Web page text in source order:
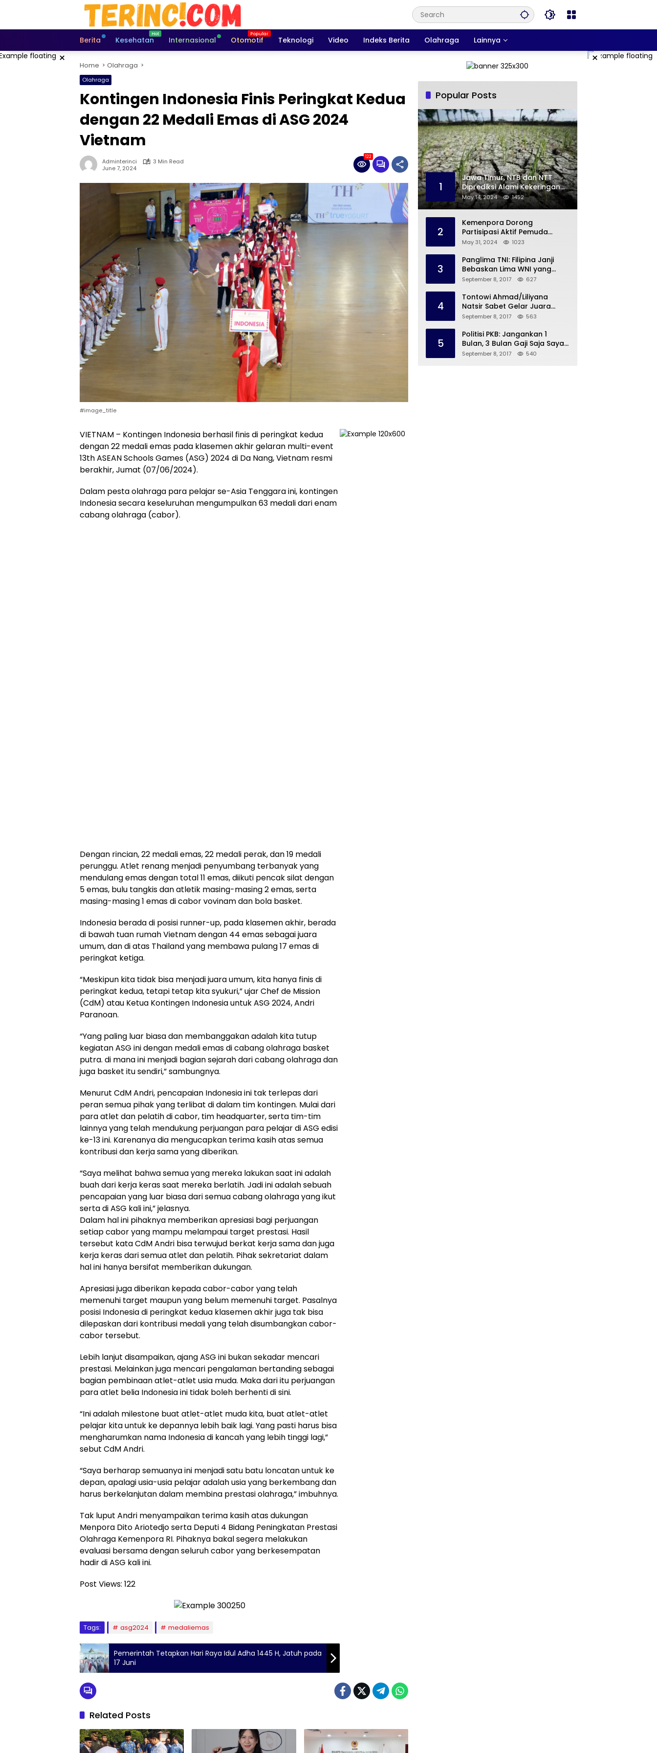
Berita
Kesehatan Internasional Otomotif Teknologi Video Indeks Berita Olahraga Lainnya
× ×
Home Olahraga
Olahraga
Kontingen Indonesia Finis Peringkat Kedua
dengan 22 Medali Emas di ASG 2024
Vietnam
Adminterinci
3 Min Read
June 7, 2024
122
#image_title
VIETNAM – Kontingen Indonesia berhasil finis di peringkat kedua
dengan 22 medali emas pada klasemen akhir gelaran multi-event
13th ASEAN Schools Games (ASG) 2024 di Da Nang, Vietnam resmi
berakhir, Jumat (07/06/2024).
Dalam pesta olahraga para pelajar se-Asia Tenggara ini, kontingen
Indonesia secara keseluruhan mengumpulkan 63 medali dari enam
cabang olahraga (cabor).
Dengan rincian, 22 medali emas, 22 medali perak, dan 19 medali
perunggu. Atlet renang menjadi penyumbang terbanyak yang
mendulang emas dengan total 11 emas, diikuti pencak silat dengan
5 emas, bulu tangkis dan atletik masing-masing 2 emas, serta
masing-masing 1 emas di cabor vovinam dan bola basket.
Indonesia berada di posisi runner-up, pada klasemen akhir, berada
di bawah tuan rumah Vietnam dengan 44 emas sebagai juara
umum, dan di atas Thailand yang membawa pulang 17 emas di
peringkat ketiga.
“Meskipun kita tidak bisa menjadi juara umum, kita hanya finis di
peringkat kedua, tetapi tetap kita syukuri,” ujar Chef de Mission
(CdM) atau Ketua Kontingen Indonesia untuk ASG 2024, Andri
Paranoan.
“Yang paling luar biasa dan membanggakan adalah kita tutup
kegiatan ASG ini dengan medali emas di cabang olahraga basket
putra. di mana ini menjadi bagian sejarah dari cabang olahraga dan
juga basket itu sendiri,” sambungnya.
Menurut CdM Andri, pencapaian Indonesia ini tak terlepas dari
peran semua pihak yang terlibat di dalam tim kontingen. Mulai dari
para atlet dan pelatih di cabor, tim headquarter, serta tim-tim
lainnya yang telah mendukung perjuangan para pelajar di ASG edisi
ke-13 ini. Karenanya dia mengucapkan terima kasih atas semua
kontribusi dan kerja sama yang diberikan.
“Saya melihat bahwa semua yang mereka lakukan saat ini adalah
buah dari kerja keras saat mereka berlatih. Jadi ini adalah sebuah
pencapaian yang luar biasa dari semua cabang olahraga yang ikut
serta di ASG kali ini,” jelasnya.
Dalam hal ini pihaknya memberikan apresiasi bagi perjuangan
setiap cabor yang mampu melampaui target prestasi. Hasil
tersebut kata CdM Andri bisa terwujud berkat kerja sama dan juga
kerja keras dari semua atlet dan pelatih. Pihak sekretariat dalam
hal ini hanya bersifat memberikan dukungan.
Apresiasi juga diberikan kepada cabor-cabor yang telah
memenuhi target maupun yang belum memenuhi target. Pasalnya
posisi Indonesia di peringkat kedua klasemen akhir juga tak bisa
dilepaskan dari kontribusi medali yang telah disumbangkan cabor-
cabor tersebut.
Lebih lanjut disampaikan, ajang ASG ini bukan sekadar mencari
prestasi. Melainkan juga mencari pengalaman bertanding sebagai
bagian pembinaan atlet-atlet usia muda. Maka dari itu perjuangan
para atlet belia Indonesia ini tidak boleh berhenti di sini.
“Ini adalah milestone buat atlet-atlet muda kita, buat atlet-atlet
pelajar kita untuk ke depannya lebih baik lagi. Yang pasti harus bisa
mengharumkan nama Indonesia di kancah yang lebih tinggi lagi,”
sebut CdM Andri.
“Saya berharap semuanya ini menjadi satu batu loncatan untuk ke
depan, apalagi usia-usia pelajar adalah usia yang berkembang dan
harus berkelanjutan dalam membina prestasi olahraga,” imbuhnya.
Tak luput Andri menyampaikan terima kasih atas dukungan
Menpora Dito Ariotedjo serta Deputi 4 Bidang Peningkatan Prestasi
Olahraga Kemenpora RI. Pihaknya bakal segera melakukan
evaluasi bersama dengan seluruh cabor yang berkesempatan
hadir di ASG kali ini.
Post Views: 122
Tags: asg2024 medaliemas
Pemerintah Tetapkan Hari Raya Idul Adha 1445 H, Jatuh pada
17 Juni
Related Posts
Popular Posts
1
Jawa Timur, NTB dan NTT
Diprediksi Alami Kekeringan
Sepanjang Mei
May 14, 2024 1452
2
Kemenpora Dorong
Partisipasi Aktif Pemuda
Melalui Forum Konsultasi
May 31, 2024 1023
3
Panglima TNI: Filipina Janji
Bebaskan Lima WNI yang
Disandera Abu Sayyaf
September 8, 2017 627
4
Tontowi Ahmad/Liliyana
Natsir Sabet Gelar Juara
Dunia Kedua
September 8, 2017 563
5
Politisi PKB: Jangankan 1
Bulan, 3 Bulan Gaji Saja Saya
Siap untuk Rohingya
September 8, 2017 540